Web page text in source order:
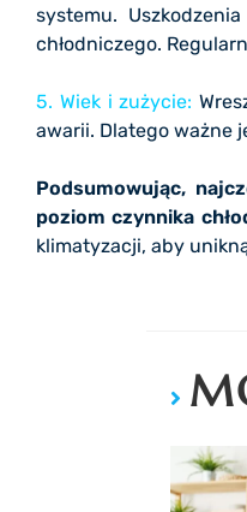
systemu.
chłodniczego.
5. Wiek i zużycie:
awarii. Dlatego ważne
Podsumowując,
poziom czynnika
klimatyzacji, aby